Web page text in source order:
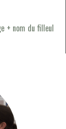
+ nom du filleul